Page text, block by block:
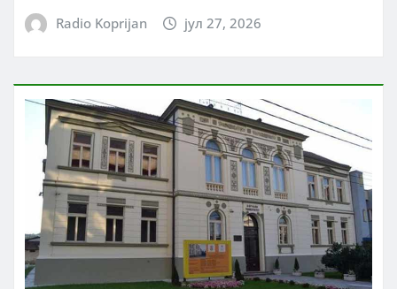
Radio Koprijan јул 27, 2026